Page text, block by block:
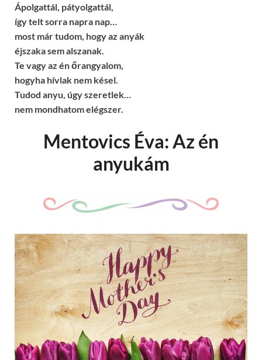
Ápolgattál, pátyolgattál,
így telt sorra napra nap…
most már tudom, hogy az anyák
éjszaka sem alszanak.
Te vagy az én őrangyalom,
hogyha hívlak nem késel.
Tudod anyu, úgy szeretlek…
nem mondhatom elégszer.
Mentovics Éva: Az én
anyukám